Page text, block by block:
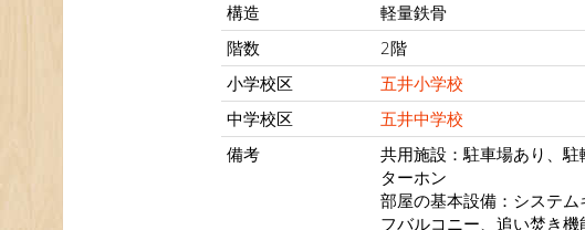
構造
軽量鉄骨
階数
2階
小学校区
五井小学校
中学校区
五井中学校
備考
共用施設：駐車場あり、
ターホン
部屋の基本設備：システ
フバルコニー、追い焚き